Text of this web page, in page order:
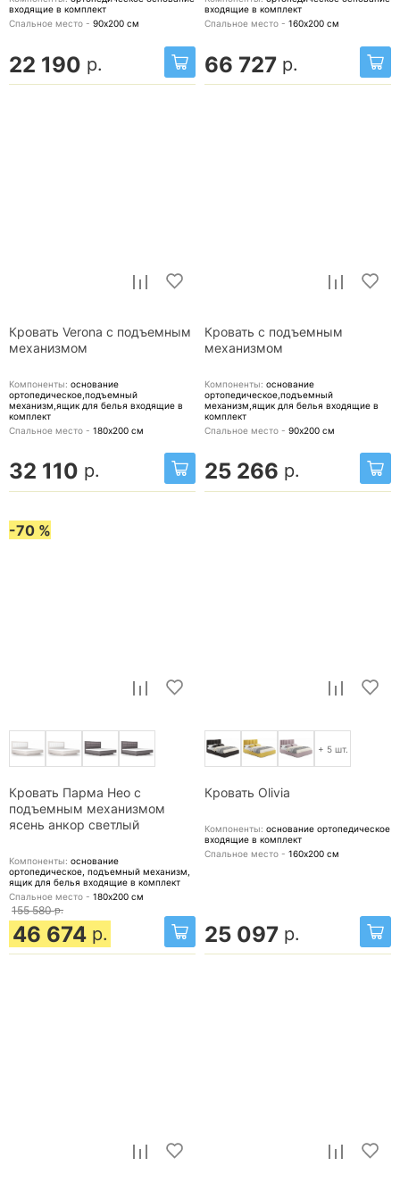
входящие в комплект
Спальное место - 90х200 см
22 190 р.
входящие в комплект
Спальное место - 160х200 см
66 727 р.
Кровать Verona с подъемным
механизмом
Компоненты: основание
ортопедическое,подъемный
механизм,ящик для белья входящие в
комплект
Спальное место - 180х200 см
32 110 р.
Кровать с подъемным
механизмом
Компоненты: основание
ортопедическое,подъемный
механизм,ящик для белья входящие в
комплект
Спальное место - 90х200 см
25 266 р.
-70 %
Кровать Парма Нео с
подъемным механизмом
ясень анкор светлый
Компоненты: основание
ортопедическое, подъемный механизм,
ящик для белья входящие в комплект
Спальное место - 180х200 см
155 580 р.
46 674 р.
+ 5 шт.
Кровать Olivia
Компоненты: основание ортопедическое
входящие в комплект
Спальное место - 160х200 см
25 097 р.